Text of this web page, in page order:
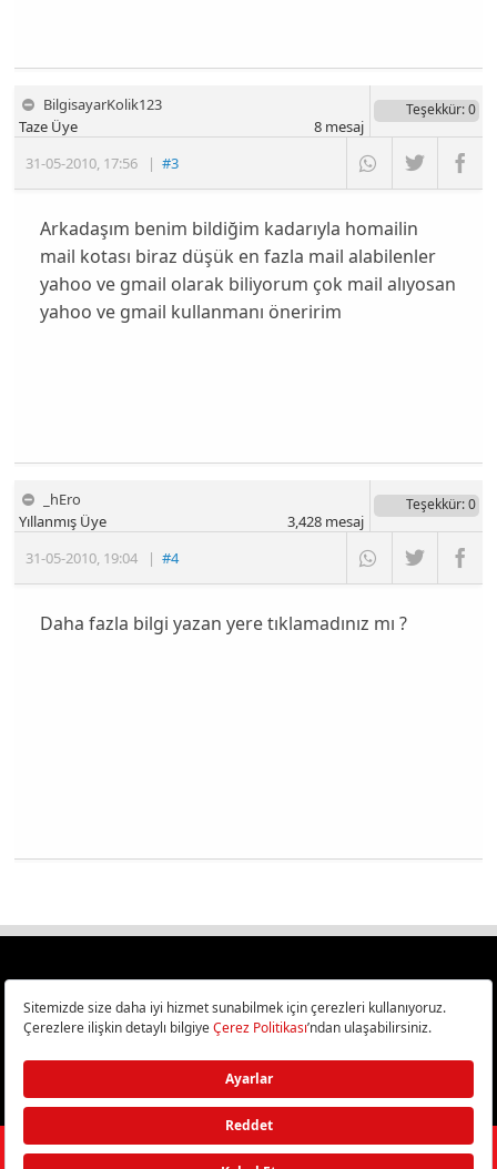
BilgisayarKolik123
31-05-2010, 17:56 |#3
Taze Üye
Teşekkür: 0
8mesaj
Arkadaşım benim bildiğim kadarıyla homailin
mail kotası biraz düşük en fazla mail alabilenler
yahoo ve gmail olarak biliyorum çok mail alıyosan
yahoo ve gmail kullanmanı öneririm
_hEro
31-05-2010, 19:04 |#4
Yıllanmış Üye
Teşekkür: 0
3,428mesaj
Daha fazla bilgi yazan yere tıklamadınız mı ?
Türkiye
Bilişim ve Teknoloji Haberleri CHIP Online’da!
©2026Doğan Burda Dergi Yayıncılık ve Pazarlama A.Ş./ Tüm hakları